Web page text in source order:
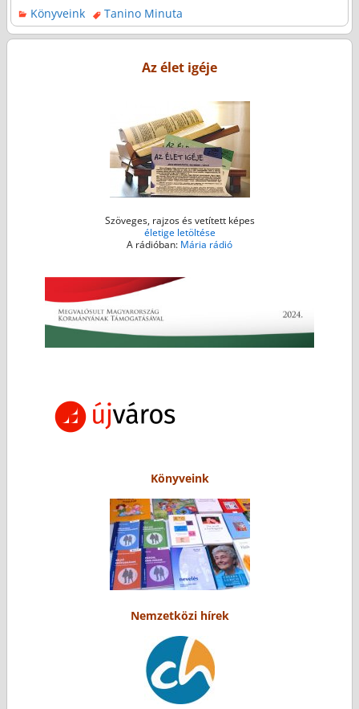
Könyveink
Tanino Minuta
Az élet igéje
Szöveges, rajzos és vetített képes
életige letöltése
A rádióban: Mária rádió
Könyveink
Nemzetközi hírek